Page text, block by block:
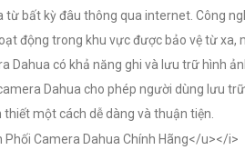
từ bất kỳ đâu thông qua internet. Công
động trong khu vực được bảo vệ từ xa,
Dahua có khả năng ghi và lưu trữ hình
Dahua cho phép người dùng lưu
thiết một cách dễ dàng và thuận tiện.